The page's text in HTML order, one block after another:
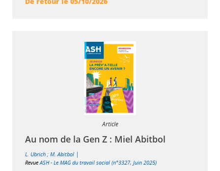
Article
Au nom de la Gen Z : Miel Abitbol
L. Ubrich ; M. Abitbol |
RevueASH - Le MAG du travail social (n°3327, Juin 2025)